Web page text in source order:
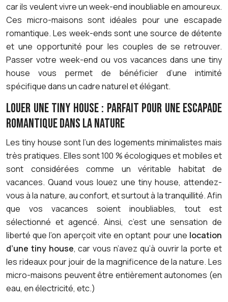
car ils veulent vivre un week-end inoubliable en amoureux.
Ces micro-maisons sont idéales pour une escapade
romantique. Les week-ends sont une source de détente
et une opportunité pour les couples de se retrouver.
Passer votre week-end ou vos vacances dans une tiny
house vous permet de bénéficier d’une intimité
spécifique dans un cadre naturel et élégant.
LOUER UNE TINY HOUSE : PARFAIT POUR UNE ESCAPADE
ROMANTIQUE DANS LA NATURE
Les tiny house sont l’un des logements minimalistes mais
très pratiques. Elles sont 100 % écologiques et mobiles et
sont considérées comme un véritable habitat de
vacances. Quand vous louez une tiny house, attendez-
vous à la nature, au confort, et surtout à la tranquillité. Afin
que vos vacances soient inoubliables, tout est
sélectionné et agencé. Ainsi, c’est une sensation de
liberté que l’on aperçoit vite en optant pour une location
d’une tiny house, car vous n’avez qu’à ouvrir la porte et
les rideaux pour jouir de la magnificence de la nature. Les
micro-maisons peuvent être entièrement autonomes (en
eau, en électricité, etc.)